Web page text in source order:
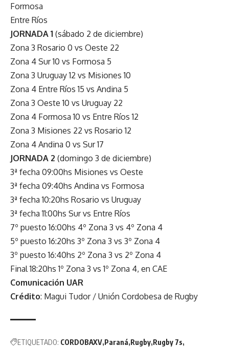
Formosa
Entre Ríos
JORNADA 1 (sábado 2 de diciembre)
Zona 3 Rosario 0 vs Oeste 22
Zona 4 Sur 10 vs Formosa 5
Zona 3 Uruguay 12 vs Misiones 10
Zona 4 Entre Ríos 15 vs Andina 5
Zona 3 Oeste 10 vs Uruguay 22
Zona 4 Formosa 10 vs Entre Ríos 12
Zona 3 Misiones 22 vs Rosario 12
Zona 4 Andina 0 vs Sur 17
JORNADA 2 (domingo 3 de diciembre)
3ª fecha 09:00hs Misiones vs Oeste
3ª fecha 09:40hs Andina vs Formosa
3ª fecha 10:20hs Rosario vs Uruguay
3ª fecha 11:00hs Sur vs Entre Ríos
7º puesto 16:00hs 4º Zona 3 vs 4º Zona 4
5º puesto 16:20hs 3º Zona 3 vs 3º Zona 4
3º puesto 16:40hs 2º Zona 3 vs 2º Zona 4
Final 18:20hs 1º Zona 3 vs 1º Zona 4, en CAE
Comunicación UAR
Crédito: Magui Tudor / Unión Cordobesa de Rugby
ETIQUETADO: CORDOBAXV Paraná Rugby Rugby 7s